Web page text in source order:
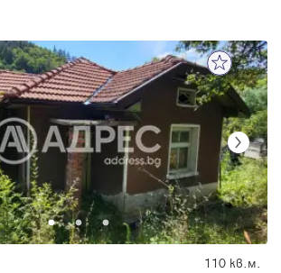
110 кв.м.